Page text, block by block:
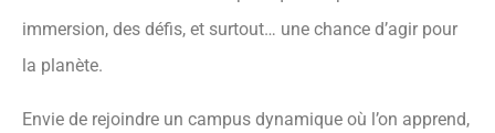
immersion, des défis, et surtout… une chance d’agir pour
la planète.
Envie de rejoindre un campus dynamique où l’on apprend,